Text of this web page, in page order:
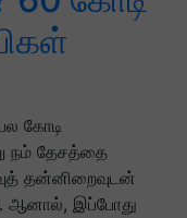
கோடி
நம் தேசத்தை
தன்னிறைவுடன்
ஆனால், இப்போது